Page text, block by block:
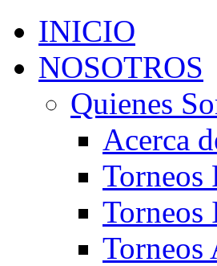
INICIO
NOSOTROS
Quienes
Acerca
Torneos
Torneos
Torneos